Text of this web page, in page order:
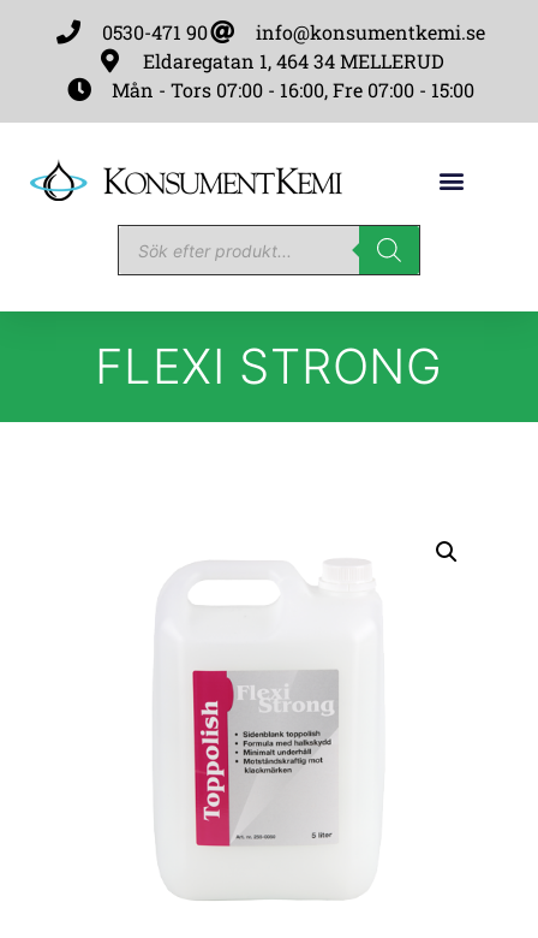
0530-471 90
info@konsumentkemi.se
Eldaregatan 1, 464 34 MELLERUD
Mån - Tors 07:00 - 16:00, Fre 07:00 - 15:00
FLEXI STRONG